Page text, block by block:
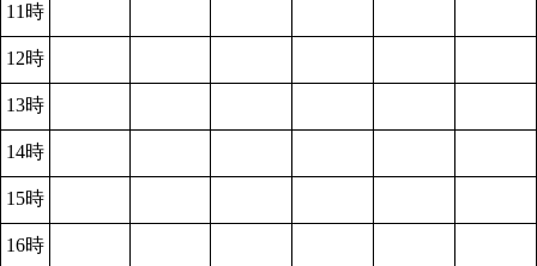
11時
12時
13時
14時
15時
16時